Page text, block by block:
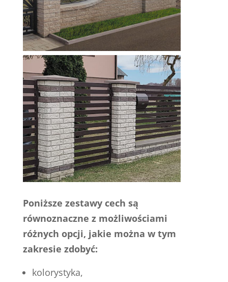
Poniższe zestawy cech są
równoznaczne z możliwościami
różnych opcji, jakie można w tym
zakresie zdobyć:
kolorystyka,